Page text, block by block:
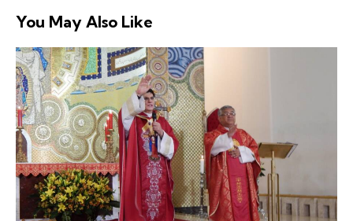
You May Also Like